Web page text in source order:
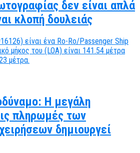
δεν είναι απλά
κλοπή δουλειάς
Η μεγάλη
πληρωμές των
δημιουργεί